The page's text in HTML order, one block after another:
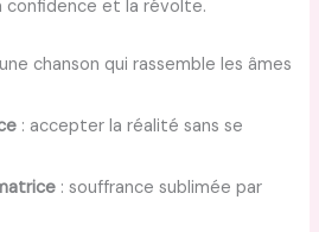
confidence et la révolte.
chanson qui rassemble les âmes
: accepter la réalité sans se
: souffrance sublimée par